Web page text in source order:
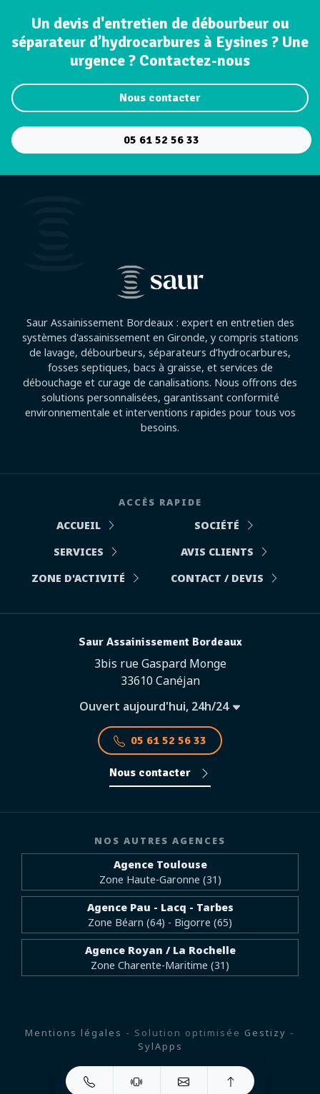
Un devis d'entretien de débourbeur ou
séparateur d’hydrocarbures à Eysines ? Une
urgence ? Contactez-nous
Nous contacter
05 61 52 56 33
Saur Assainissement Bordeaux : expert en entretien des
systèmes d'assainissement en Gironde, y compris stations
de lavage, débourbeurs, séparateurs d’hydrocarbures,
fosses septiques, bacs à graisse, et services de
débouchage et curage de canalisations. Nous offrons des
solutions personnalisées, garantissant conformité
environnementale et interventions rapides pour tous vos
besoins.
ACCÈS RAPIDE
ACCUEIL
SOCIÉTÉ
SERVICES
AVIS CLIENTS
ZONE D'ACTIVITÉ
CONTACT / DEVIS
Saur Assainissement Bordeaux
3bis rue Gaspard Monge
33610 Canéjan
Ouvert aujourd'hui, 24h/24
05 61 52 56 33
Nous contacter
NOS AUTRES AGENCES
Agence Toulouse
Zone Haute-Garonne (31)
Agence Pau - Lacq - Tarbes
Zone Béarn (64) - Bigorre (65)
Agence Royan / La Rochelle
Zone Charente-Maritime (31)
Mentions légales - Solution optimisée Gestizy -
SylApps